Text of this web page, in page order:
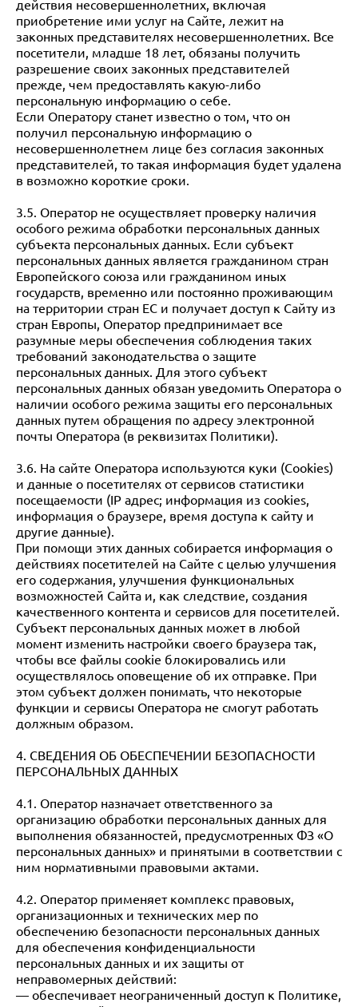
действия несовершеннолетних, включая
приобретение ими услуг на Сайте, лежит на
законных представителях несовершеннолетних. Все
посетители, младше 18 лет, обязаны получить
разрешение своих законных представителей
прежде, чем предоставлять какую-либо
персональную информацию о себе.
Если Оператору станет известно о том, что он
получил персональную информацию о
несовершеннолетнем лице без согласия законных
представителей, то такая информация будет удалена
в возможно короткие сроки.
3.5. Оператор не осуществляет проверку наличия
особого режима обработки персональных данных
субъекта персональных данных. Если субъект
персональных данных является гражданином стран
Европейского союза или гражданином иных
государств, временно или постоянно проживающим
на территории стран ЕС и получает доступ к Сайту из
стран Европы, Оператор предпринимает все
разумные меры обеспечения соблюдения таких
требований законодательства о защите
персональных данных. Для этого субъект
персональных данных обязан уведомить Оператора о
наличии особого режима защиты его персональных
данных путем обращения по адресу электронной
почты Оператора (в реквизитах Политики).
3.6. На сайте Оператора используются куки (Cookies)
и данные о посетителях от сервисов статистики
посещаемости (IP адрес; информация из cookies,
информация о браузере, время доступа к сайту и
другие данные).
При помощи этих данных собирается информация о
действиях посетителей на Сайте с целью улучшения
его содержания, улучшения функциональных
возможностей Сайта и, как следствие, создания
качественного контента и сервисов для посетителей.
Субъект персональных данных может в любой
момент изменить настройки своего браузера так,
чтобы все файлы cookie блокировались или
осуществлялось оповещение об их отправке. При
этом субъект должен понимать, что некоторые
функции и сервисы Оператора не смогут работать
должным образом.
4. СВЕДЕНИЯ ОБ ОБЕСПЕЧЕНИИ БЕЗОПАСНОСТИ
ПЕРСОНАЛЬНЫХ ДАННЫХ
4.1. Оператор назначает ответственного за
организацию обработки персональных данных для
выполнения обязанностей, предусмотренных ФЗ «О
персональных данных» и принятыми в соответствии с
ним нормативными правовыми актами.
4.2. Оператор применяет комплекс правовых,
организационных и технических мер по
обеспечению безопасности персональных данных
для обеспечения конфиденциальности
персональных данных и их защиты от
неправомерных действий:
— обеспечивает неограниченный доступ к Политике,